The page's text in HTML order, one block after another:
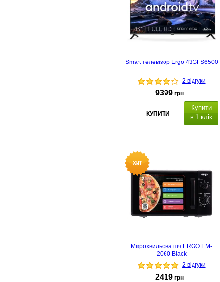
Smart телевізор Ergo 43GFS6500
2 відгуки
9399 грн
КУПИТИ
Купити
в 1 клік
з підтримкою Smart TV
керуванняголосом та
смартфоном
USB
/T2 тюнер.Енергетична етикетка
Мікрохвильова піч ERGO EM-
2060 Black
2 відгуки
2419 грн